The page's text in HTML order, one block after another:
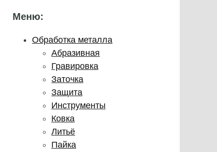
Меню:
Обработка металла
Абразивная
Гравировка
Заточка
Защита
Инструменты
Ковка
Литьё
Пайка